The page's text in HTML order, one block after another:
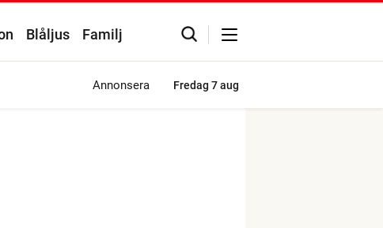
Blåljus Familj
Annonsera Fredag 7 aug